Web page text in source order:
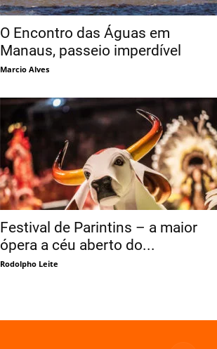
O Encontro das Águas em
Manaus, passeio imperdível
Marcio Alves
Festival de Parintins – a maior
ópera a céu aberto do...
Rodolpho Leite